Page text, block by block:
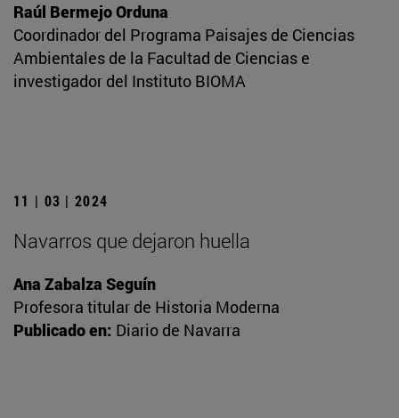
Raúl Bermejo Orduna
Coordinador del Programa Paisajes de Ciencias
Ambientales de la Facultad de Ciencias e
investigador del Instituto BIOMA
11 | 03 | 2024
Navarros que dejaron huella
Ana Zabalza Seguín
Profesora titular de Historia Moderna
Publicado en: Diario de Navarra